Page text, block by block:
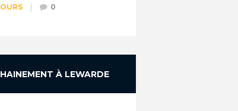
0
À LEWARDE